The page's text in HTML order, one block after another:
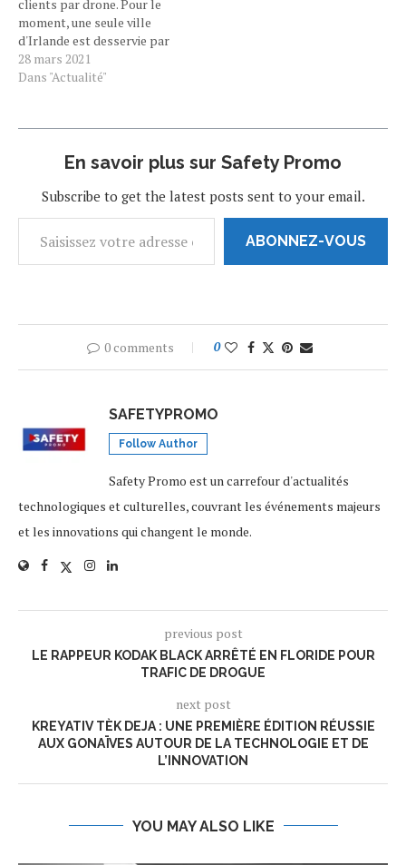
clients par drone. Pour le
moment, une seule ville
d'Irlande est desservie par
le service de livraison par
drone de Samsung.
Samsung, ce service de
première mondiale En…
28 mars 2021
Dans "Actualité"
En savoir plus sur Safety Promo
Subscribe to get the latest posts sent to your email.
ABONNEZ-VOUS
0 comments 0
SAFETYPROMO
Follow Author
Safety Promo est un carrefour d'actualités
technologiques et culturelles, couvrant les événements majeurs
et les innovations qui changent le monde.
previous post
LE RAPPEUR KODAK BLACK ARRÊTÉ EN FLORIDE POUR
TRAFIC DE DROGUE
next post
KREYATIV TÈK DEJA : UNE PREMIÈRE ÉDITION RÉUSSIE
AUX GONAÏVES AUTOUR DE LA TECHNOLOGIE ET DE
L’INNOVATION
YOU MAY ALSO LIKE